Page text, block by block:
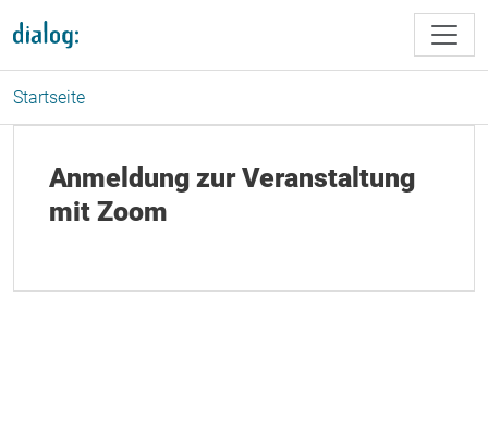
Startseite
Anmeldung zur Veranstaltung
mit Zoom